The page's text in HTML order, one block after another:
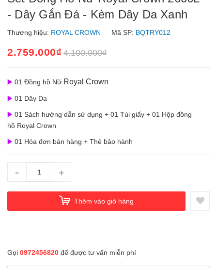
- Dây Gắn Đá - Kèm Dây Da Xanh
Thương hiệu: ROYAL CROWN Mã SP: BQTRY012
2.759.000₫ 4.100.000₫
▶️ 01 Đồng hồ Nữ Royal Crown
▶️ 01 Dây Da
▶️ 01 Sách hướng dẫn sử dụng + 01 Túi giấy + 01 Hộp đồng
hồ Royal Crown
▶️ 01 Hóa đơn bán hàng + Thẻ bảo hành
- +
Thêm vào giỏ hàng
Gọi 0972456820 để được tư vấn miễn phí